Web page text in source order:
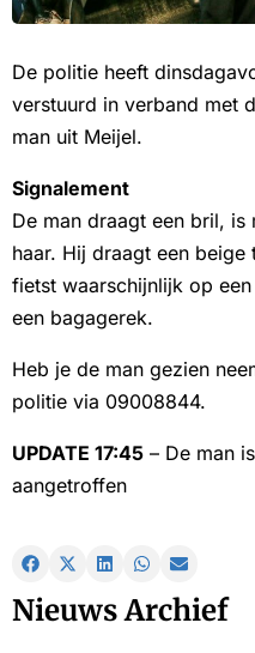
De politie heeft
verstuurd in verband met
man uit Meijel.
Signalement
De man draagt een bril,
haar. Hij draagt een
fietst waarschijnlijk op
een bagagerek.
Heb je de man gezien
politie via 09008844.
UPDATE 17:45 – De man
aangetroffen
Nieuws Archief